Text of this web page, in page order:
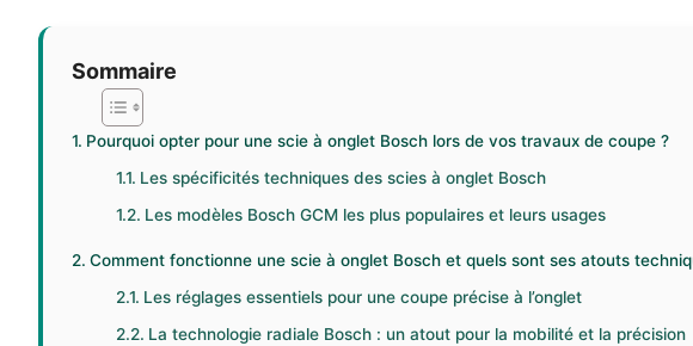
Sommaire
Pourquoi opter pour une scie à onglet Bosch lors de vos travaux de coupe ?
Les spécificités techniques des scies à onglet Bosch
Les modèles Bosch GCM les plus populaires et leurs usages
Comment fonctionne une scie à onglet Bosch et quels sont ses atouts
Les réglages essentiels pour une coupe précise à l’onglet
La technologie radiale Bosch : un atout pour la mobilité et la précision